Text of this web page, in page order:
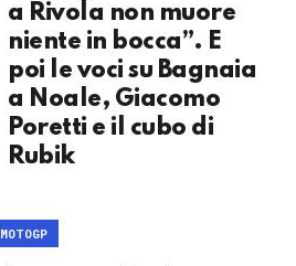
a Rivola non muore
niente in bocca”. E
poi le voci su Bagnaia
a Noale, Giacomo
Poretti e il cubo di
Rubik
MOTOGP